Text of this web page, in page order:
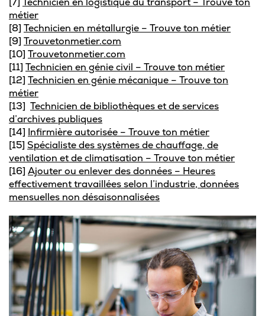
métier
[8] Technicien en métallurgie – Trouve ton métier
[9] Trouvetonmetier.com
[10] Trouvetonmetier.com
[11] Technicien en génie civil – Trouve ton métier
[12] Technicien en génie mécanique – Trouve ton
métier
[13] Technicien de bibliothèques et de services
d’archives publiques
[14] Infirmière autorisée – Trouve ton métier
[15] Spécialiste des systèmes de chauffage, de
ventilation et de climatisation – Trouve ton métier
[16] Ajouter ou enlever des données – Heures
effectivement travaillées selon l’industrie, données
mensuelles non désaisonnalisées